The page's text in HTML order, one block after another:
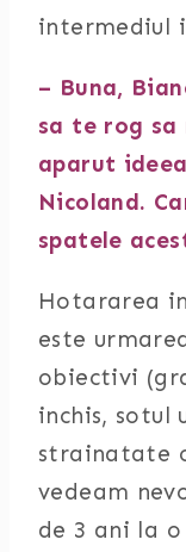
intermediul
– Buna,
sa te rog sa
aparut
Nicoland.
spatele
Hotararea
este
obiectivi
inchis, sotul
strainatate
vedeam
de 3 ani la